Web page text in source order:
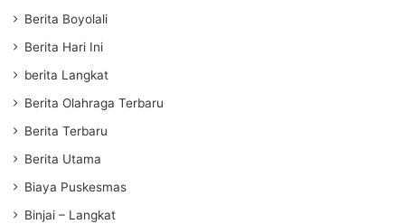
Berita Boyolali
Berita Hari Ini
berita Langkat
Berita Olahraga Terbaru
Berita Terbaru
Berita Utama
Biaya Puskesmas
Binjai – Langkat